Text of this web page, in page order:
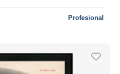
Profesional